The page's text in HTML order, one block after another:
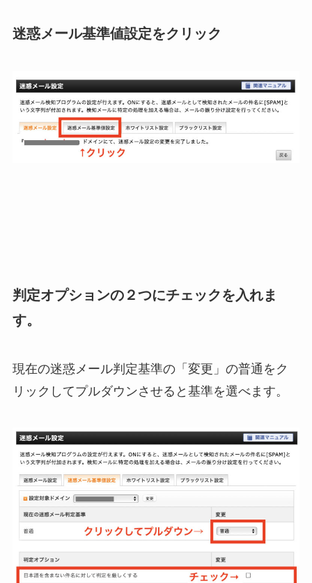
迷惑メール基準値設定をクリック
判定オプションの２つにチェックを入れま
す。
現在の迷惑メール判定基準の「変更」の普通をク
リックしてプルダウンさせると基準を選べます。